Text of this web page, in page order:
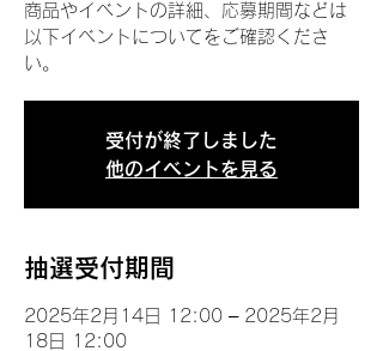
商品やイベントの詳細、応募期間などは
以下イベントについてをご確認くださ
い。
受付が終了しました
他のイベントを見る
抽選受付期間
2025年2月14日 12:00 – 2025年2月
18日 12:00